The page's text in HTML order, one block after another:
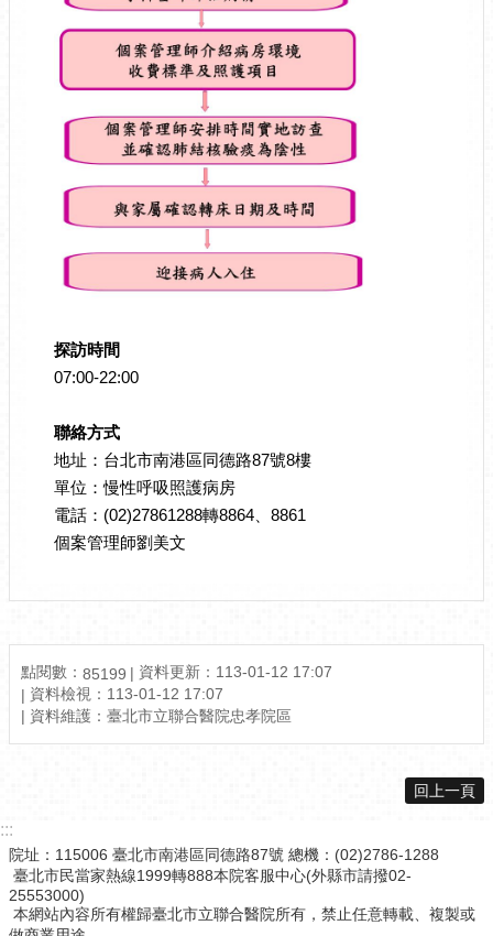
探訪時間
07:00-22:00
聯絡方式
地址：台北市南港區同德路87號8樓
單位：慢性呼吸照護病房
電話：(02)27861288轉8864、8861
個案管理師劉美文
點閱數： 85199 資料更新： 113-01-12 17:07
資料檢視： 113-01-12 17:07
資料維護： 臺北市立聯合醫院忠孝院區
回上一頁
:::
院址：115006 臺北市南港區同德路87號 總機：(02)2786-1288
臺北市民當家熱線1999轉888本院客服中心(外縣市請撥02-
25553000)
本網站內容所有權歸臺北市立聯合醫院所有，禁止任意轉載、複製或